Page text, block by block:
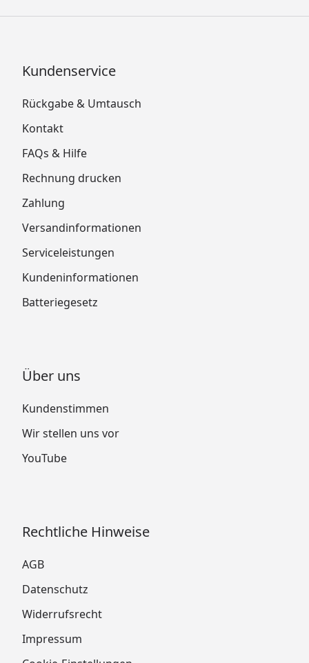
Kundenservice
Rückgabe & Umtausch
Kontakt
FAQs & Hilfe
Rechnung drucken
Zahlung
Versandinformationen
Serviceleistungen
Kundeninformationen
Batteriegesetz
Über uns
Kundenstimmen
Wir stellen uns vor
YouTube
Rechtliche Hinweise
AGB
Datenschutz
Widerrufsrecht
Impressum